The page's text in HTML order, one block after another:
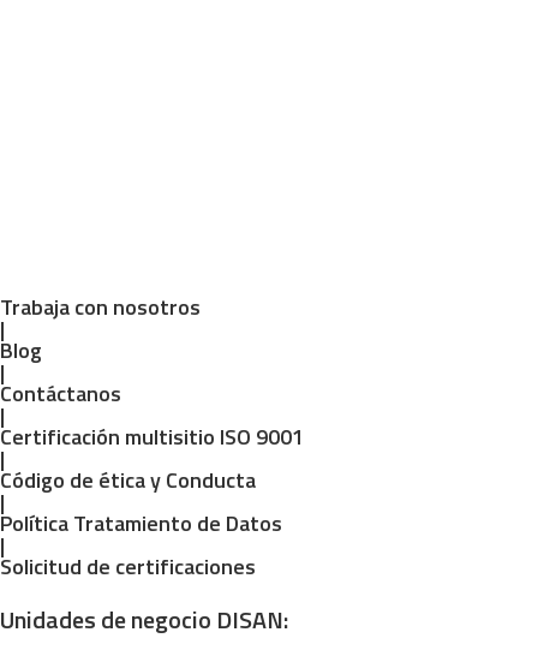
Trabaja con nosotros
|
Blog
|
Contáctanos
|
Certificación multisitio ISO 9001
|
Código de ética y Conducta
|
Política Tratamiento de Datos
|
Solicitud de certificaciones
Unidades de negocio DISAN: